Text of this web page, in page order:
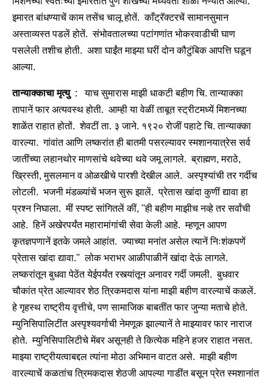
इमारत बांधण्याचें काम तसेंच चालू होतें. काँट्रॅक्टरचें सामानसुमान
अस्ताव्यस्त पडलें होतें. संभोवतालच्या पटांगणांत भोकरवाडीची घाण
पसलेली तशीच होती. अशा घाईंत माझ्या घरीं दोन कौटुंबिक आपत्ति घडून
आल्या.
तान्याक्काचा मृत्यु : याच सुमारास माझी धाकटी बहीण चि. तान्याक्का
तापानें फार अत्यवस्थ होती. आम्ही या वेळीं ताबूत स्ट्रीटमध्यें मिशनच्या
शाळेंत राहात होतों. शेवटीं ता. ३ जाने. १९२० रोजीं पहाटे चि. तान्याक्का
वारल्या. गांवांत आणि लष्करांत ही बातमी पसरल्यावर स्मशानयात्रेस सर्व
जातींच्या लहानथोर माणसांचे थवेच्या थवे जमू लागले. ब्राह्मण, मराठे,
ख्रिस्ती, मुसलमान व ओळखीचे पारशी देखील आले. अस्पृश्यांची तर गर्दीच
लोटली. भजनी मंडळ्यांचें भजन सुरू झालें. प्रेतास खांदा कुणीं द्यावा हा
प्रश्न निघाला. मीं स्पष्ट सांगितलें कीं, ''ही बहीण माझीच नव्हे तर सर्वांची
आहे. हिनें अखेरपर्यंत महारामांगांची सेवा केली आहे. म्हणून आपण
कृतज्ञपणानें इतके जमले आहांत. ज्याच्या मनांत असेल त्यानें निःशंकपणें
प्रेतास खांदा द्यावा.'' लोक भराभर आळीपाळीनें खांदा देऊं लागले.
लष्करांतून बुधवा पेठेंत येईपर्यंत रस्त्यांतून अनावर गर्दी जमली. बुधवार
चौकांत प्रेत आल्यावर शेठ त्रिकमदास यांना माझी बहीण वारल्याचें कळलें.
हे गृहस्थ राष्ट्रीय वृत्तीचे, पण सामाजिक बाबतींत फार जुन्या मताचे होते.
म्युनिसिपालिटींत अस्पृश्यवर्गाची नेमणूक झाल्यानें ते माझ्यावर फार नाराज
होते. म्युनिसिपालिटीचे मेंबर असूनही ते कित्येक महिने हजर राहात नसत.
माझ्या राष्ट्रीयत्वाबद्दल त्यांना मोठा अभिमान वाटत असे. माझी बहीण
वारल्याचें कळतांच त्रिमकदास शेठजी आपल्या गाडींत बसून प्रेत स्मशानांत